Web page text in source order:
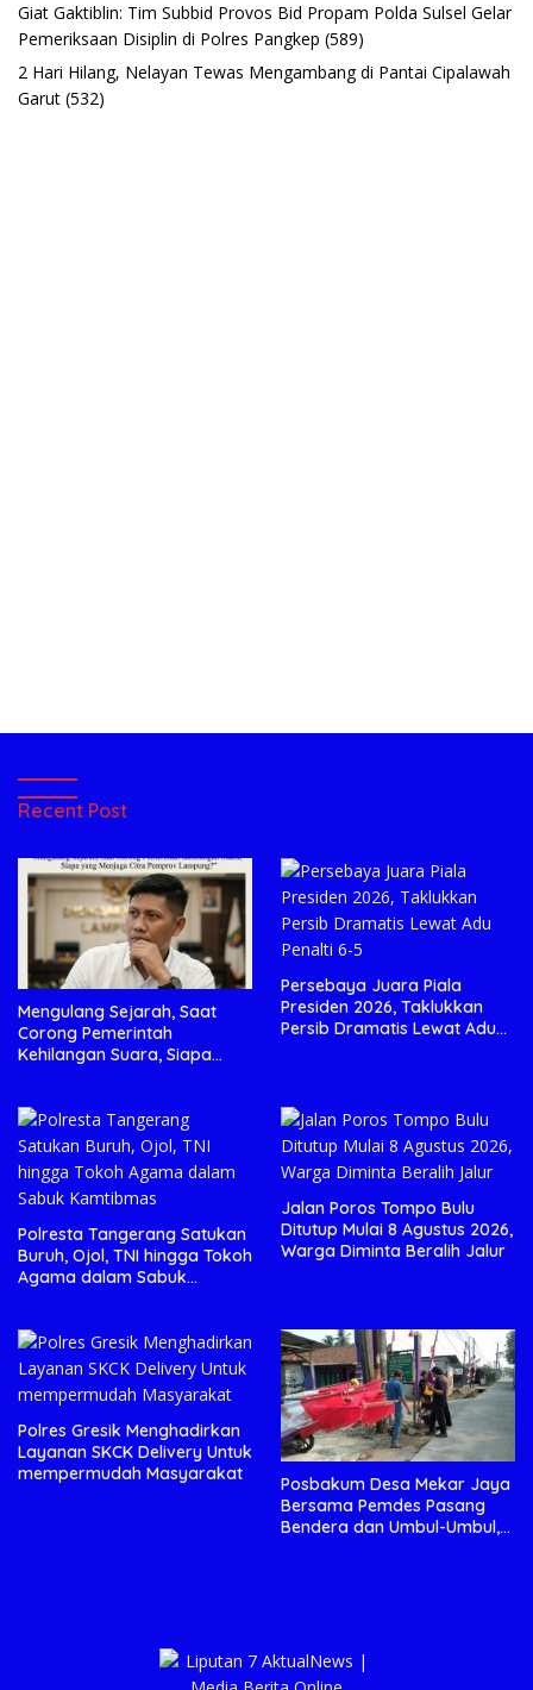
Giat Gaktiblin: Tim Subbid Provos Bid Propam Polda Sulsel Gelar
Pemeriksaan Disiplin di Polres Pangkep (589)
2 Hari Hilang, Nelayan Tewas Mengambang di Pantai Cipalawah
Garut (532)
Recent Post
Mengulang Sejarah, Saat
Corong Pemerintah
Kehilangan Suara, Siapa
Persebaya Juara Piala
Presiden 2026, Taklukkan
Persib Dramatis Lewat Adu
Polresta Tangerang Satukan
Buruh, Ojol, TNI hingga Tokoh
Agama dalam Sabuk
Jalan Poros Tompo Bulu
Ditutup Mulai 8 Agustus 2026,
Polres Gresik Menghadirkan
Layanan SKCK Delivery Untuk
mempermudah Masyarakat
Posbakum Desa Mekar Jaya
Bersama Pemdes Pasang
Bendera dan Umbul-Umbul,